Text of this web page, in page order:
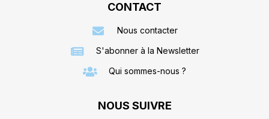
CONTACT
Nous contacter
S'abonner à la Newsletter
Qui sommes-nous ?
NOUS SUIVRE